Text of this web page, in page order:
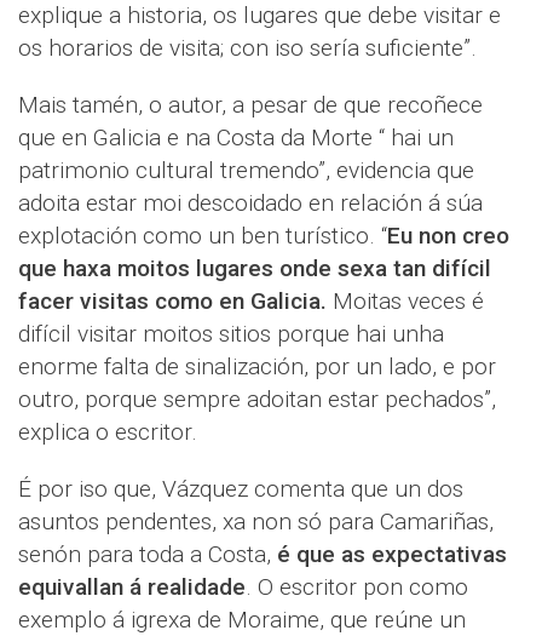
explique a historia, os lugares que debe visitar e
os horarios de visita; con iso sería suficiente”.
Mais tamén, o autor, a pesar de que recoñece
que en Galicia e na Costa da Morte “ hai un
patrimonio cultural tremendo”, evidencia que
adoita estar moi descoidado en relación á súa
explotación como un ben turístico. “Eu non creo
que haxa moitos lugares onde sexa tan difícil
facer visitas como en Galicia. Moitas veces é
difícil visitar moitos sitios porque hai unha
enorme falta de sinalización, por un lado, e por
outro, porque sempre adoitan estar pechados”,
explica o escritor.
É por iso que, Vázquez comenta que un dos
asuntos pendentes, xa non só para Camariñas,
senón para toda a Costa, é que as expectativas
equivallan á realidade. O escritor pon como
exemplo á igrexa de Moraime, que reúne un